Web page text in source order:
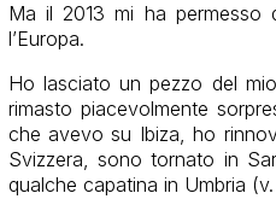
Ma il 2013 mi ha
l’Europa.
Ho lasciato un pezzo del
rimasto piacevolmente
che avevo su Ibiza, ho
Svizzera, sono tornato in
qualche capatina in Umbria